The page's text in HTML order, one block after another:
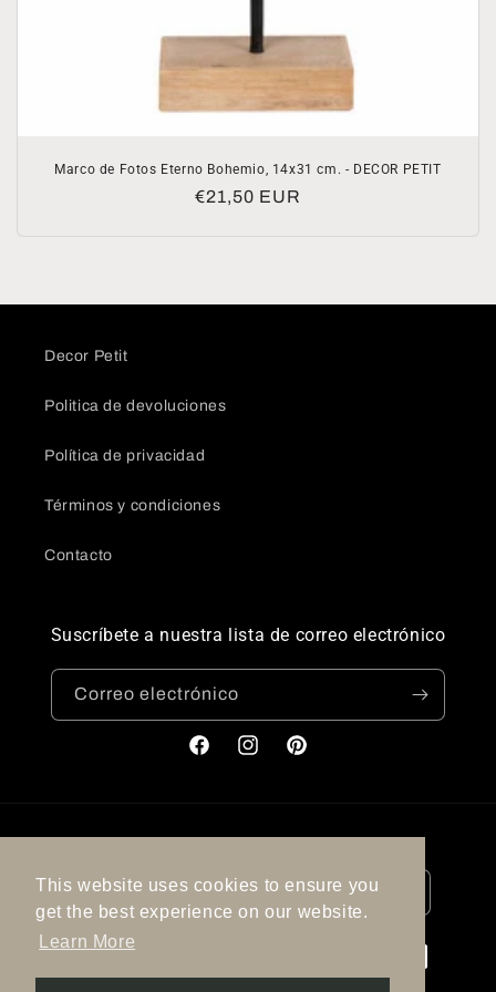
This website uses cookies to ensure you
get the best experience on our website.
Learn More
Marco de Fotos Eterno Bohemio, 14x31 cm. - DECOR PETIT
Precio
€21,50 EUR
Decor Petit
Politica de devoluciones
Política de privacidad
Términos y condiciones
Contacto
Suscríbete a nuestra lista de correo electrónico
Correo electrónico
FacebookInstagramPinterest
España | EUR € Español
Formas
de